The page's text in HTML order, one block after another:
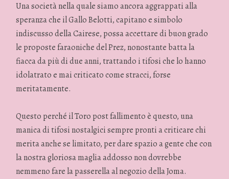
Una società nella quale siamo ancora aggrappati alla
speranza che il Gallo Belotti, capitano e simbolo
indiscusso della Cairese, possa accettare di buon grado
le proposte faraoniche del Prez, nonostante batta la
fiacca da più di due anni, trattando i tifosi che lo hanno
idolatrato e mai criticato come stracci, forse
meritatamente.
Questo perché il Toro post fallimento è questo, una
manica di tifosi nostalgici sempre pronti a criticare chi
merita anche se limitato, per dare spazio a gente che con
la nostra gloriosa maglia addosso non dovrebbe
nemmeno fare la passerella al negozio della Joma.